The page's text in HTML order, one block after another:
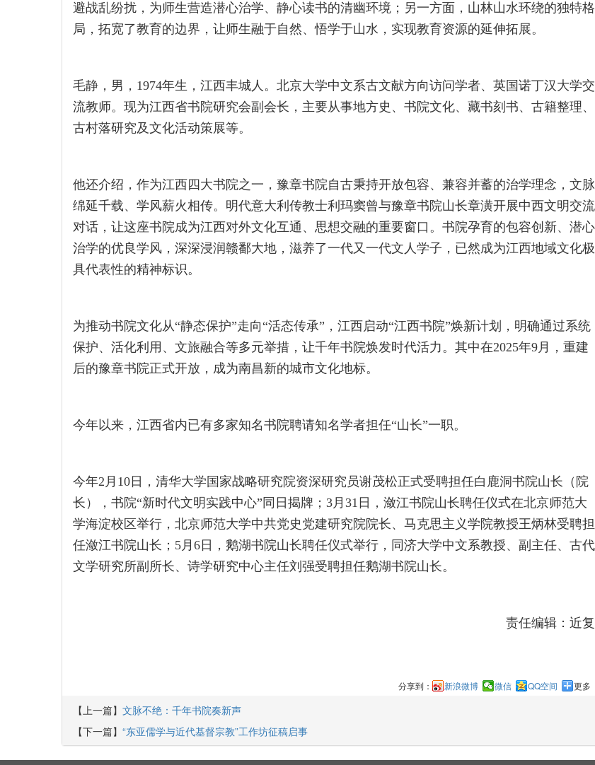
避战乱纷扰，为师生营造潜心治学、静心读书的清幽环境；另一方面，山林山水环绕的独特格
局，拓宽了教育的边界，让师生融于自然、悟学于山水，实现教育资源的延伸拓展。
毛静，男，1974年生，江西丰城人。北京大学中文系古文献方向访问学者、英国诺丁汉大学交
流教师。现为江西省书院研究会副会长，主要从事地方史、书院文化、藏书刻书、古籍整理、
古村落研究及文化活动策展等。
他还介绍，作为江西四大书院之一，豫章书院自古秉持开放包容、兼容并蓄的治学理念，文脉
绵延千载、学风薪火相传。明代意大利传教士利玛窦曾与豫章书院山长章潢开展中西文明交流
对话，让这座书院成为江西对外文化互通、思想交融的重要窗口。书院孕育的包容创新、潜心
治学的优良学风，深深浸润赣鄱大地，滋养了一代又一代文人学子，已然成为江西地域文化极
具代表性的精神标识。
为推动书院文化从“静态保护”走向“活态传承”，江西启动“江西书院”焕新计划，明确通过系统
保护、活化利用、文旅融合等多元举措，让千年书院焕发时代活力。其中在2025年9月，重建
后的豫章书院正式开放，成为南昌新的城市文化地标。
今年以来，江西省内已有多家知名书院聘请知名学者担任“山长”一职。
今年2月10日，清华大学国家战略研究院资深研究员谢茂松正式受聘担任白鹿洞书院山长（院
长），书院“新时代文明实践中心”同日揭牌；3月31日，潋江书院山长聘任仪式在北京师范大
学海淀校区举行，北京师范大学中共党史党建研究院院长、马克思主义学院教授王炳林受聘担
任潋江书院山长；5月6日，鹅湖书院山长聘任仪式举行，同济大学中文系教授、副主任、古代
文学研究所副所长、诗学研究中心主任刘强受聘担任鹅湖书院山长。
责任编辑：近复
分享到： 新浪微博 微信 QQ空间 更多
【上一篇】 文脉不绝：千年书院奏新声
【下一篇】 “东亚儒学与近代基督宗教”工作坊征稿启事